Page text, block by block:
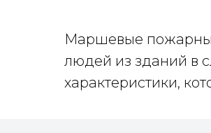
Маршевые
людей из зданий в
характеристики,